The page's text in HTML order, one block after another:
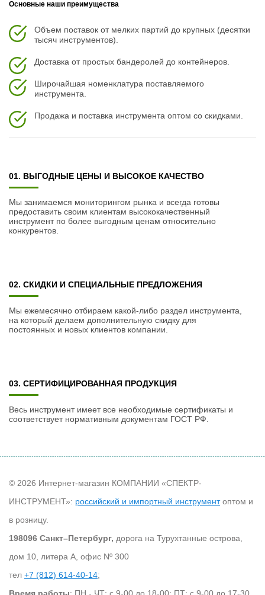
Основные наши преимущества
Объем поставок от мелких партий до крупных (десятки
тысяч инструментов).
Доставка от простых бандеролей до контейнеров.
Широчайшая номенклатура поставляемого
инструмента.
Продажа и поставка инструмента оптом со скидками.
01. ВЫГОДНЫЕ ЦЕНЫ И ВЫСОКОЕ КАЧЕСТВО
Мы занимаемся мониторингом рынка и всегда готовы
предоставить своим клиентам высококачественный
инструмент по более выгодным ценам относительно
конкурентов.
02. СКИДКИ И СПЕЦИАЛЬНЫЕ ПРЕДЛОЖЕНИЯ
Мы ежемесячно отбираем какой-либо раздел инструмента,
на который делаем дополнительную скидку для
постоянных и новых клиентов компании.
03. СЕРТИФИЦИРОВАННАЯ ПРОДУКЦИЯ
Весь инструмент имеет все необходимые сертификаты и
соответствует нормативным документам ГОСТ РФ.
© 2026 Интернет-магазин КОМПАНИИ «СПЕКТР-
ИНСТРУМЕНТ»: российский и импортный инструментоптом и
в розницу.
198096 Санкт–Петербург, дорога на Турухтанные острова,
дом 10, литера А, офис Nº 300
тел +7 (812) 614-40-14;